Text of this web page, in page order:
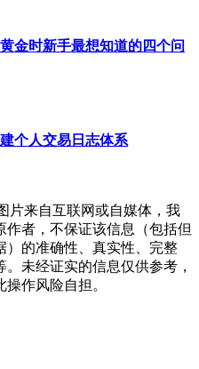
金时新手最想知道的四个问
个人交易日志体系
片来自互联网或自媒体，我
者，不保证该信息（包括但
）的准确性、真实性、完整
未经证实的信息仅供参考，
作风险自担。